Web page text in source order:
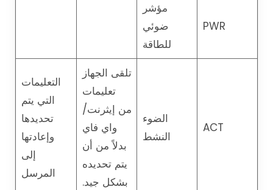
PWR
مؤشر
ضوئي
للطاقة
ACT
الضوء
النشط
تلقى الجهاز
تعليمات
من إيثرنت/
واي فاي
بدلاً من أن
يتم تحديده
بشكل جيد.
التعليمات
التي يتم
تحديدها
وإعادتها
إلى
المرسل